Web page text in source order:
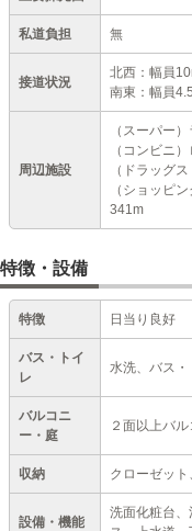
私道負担 無
接道状況
北西：幅員
南東：幅員
周辺施設
（スーパー
（コンビニ
（ドラッグ
（ショッピ
341m
特徴・設備
特徴 日当り良好
バス・トイ
レ
水洗、バス・
バルコニ
ー・庭
２面以上バル
収納 クローゼット
設備・機能
洗面化粧台